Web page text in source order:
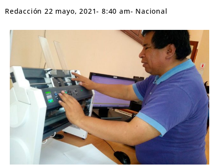
Redacción 22 mayo, 2021- 8:40 am- Nacional